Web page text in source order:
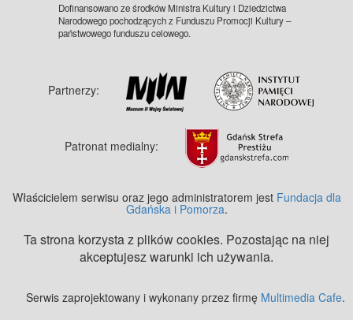
Dofinansowano ze środków Ministra Kultury i Dziedzictwa
Narodowego pochodzących z Funduszu Promocji Kultury –
państwowego funduszu celowego.
Partnerzy:
Patronat medialny:
Właścicielem serwisu oraz jego administratorem jest Fundacja dla
Gdańska i Pomorza.
Ta strona korzysta z plików cookies. Pozostając na niej
akceptujesz warunki ich używania.
Serwis zaprojektowany i wykonany przez firmę Multimedia Cafe.